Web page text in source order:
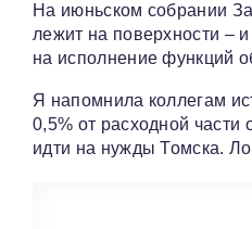
На июньском собрании
лежит на поверхности –
на исполнение функций
Я напомнила коллегам
0,5% от расходной
идти на нужды Томска.